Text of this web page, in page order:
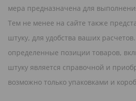
мера предназначена для
Тем не менее на сайте также
штуку, для удобства ваших
определенные позиции товаров,
штуку является справочной и
возможно только упаковками и